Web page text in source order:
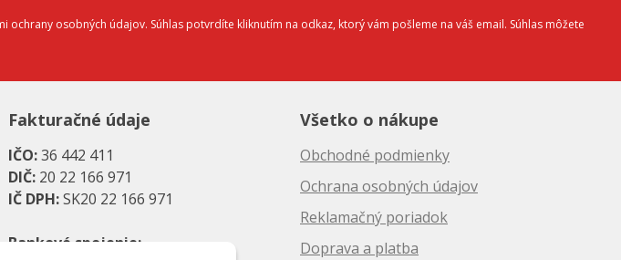
osobných údajov. Súhlas potvrdíte kliknutím na odkaz, ktorý vám pošleme na váš email. Súhlas môžete
Fakturačné údaje
IČO:36 442 411
DIČ: 20 22 166 971
IČ DPH:SK20 22 166 971
Bankové spojenie:
Všetko o nákupe
Obchodné podmienky
Ochrana osobných údajov
Reklamačný poriadok
Doprava a platba